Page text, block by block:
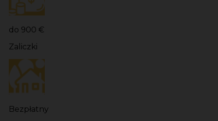
do 900 €
Zaliczki
Bezpłatny